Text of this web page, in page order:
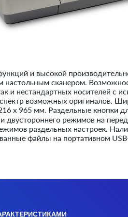
и высокой
настольным сканером.
и нестандартных носителей с
возможных оригиналов.
x 965 мм. Раздельные кнопки
двустороннего режимов на
раздельных настроек.
файлы на портативном